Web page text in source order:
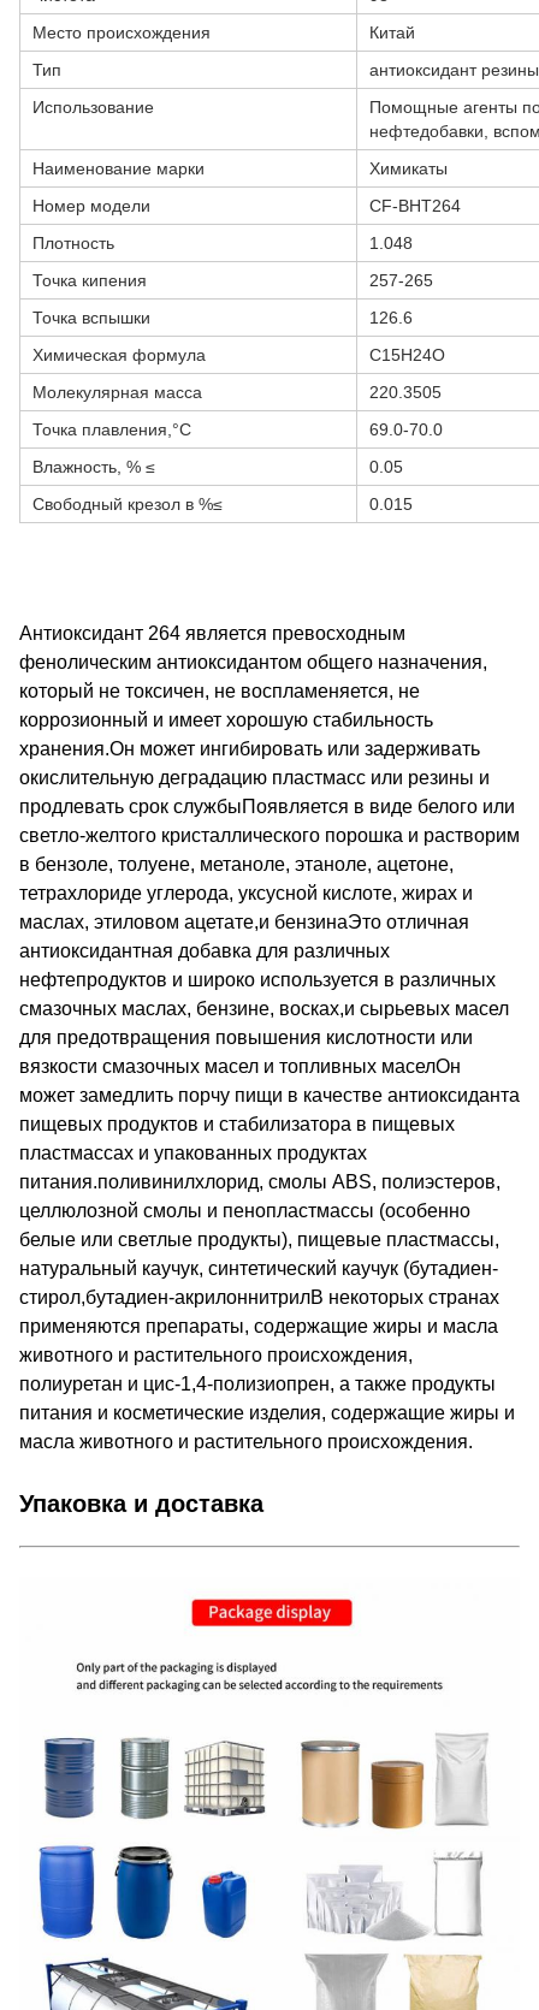
Место происхождения
Китай
Тип
антиоксидант резины
Использование
Помощные агенты
нефтедобавки,
Наименование марки
Химикаты
Номер модели
CF-BHT264
Плотность
1.048
Точка кипения
257-265
Точка вспышки
126.6
Химическая формула
C15H24O
Молекулярная масса
220.3505
Точка плавления,°C
69.0-70.0
Влажность, % ≤
0.05
Свободный крезол в %≤
0.015
Антиоксидант 264 является превосходным
фенолическим антиоксидантом общего назначения,
который не токсичен, не воспламеняется, не
коррозионный и имеет хорошую стабильность
хранения.Он может ингибировать или задерживать
окислительную деградацию пластмасс или резины и
продлевать срок службыПоявляется в виде белого или
светло-желтого кристаллического порошка и растворим
в бензоле, толуене, метаноле, этаноле, ацетоне,
тетрахлориде углерода, уксусной кислоте, жирах и
маслах, этиловом ацетате,и бензинаЭто отличная
антиоксидантная добавка для различных
нефтепродуктов и широко используется в различных
смазочных маслах, бензине, восках,и сырьевых масел
для предотвращения повышения кислотности или
вязкости смазочных масел и топливных маселОн
может замедлить порчу пищи в качестве антиоксиданта
пищевых продуктов и стабилизатора в пищевых
пластмассах и упакованных продуктах
питания.поливинилхлорид, смолы ABS, полиэстеров,
целлюлозной смолы и пенопластмассы (особенно
белые или светлые продукты), пищевые пластмассы,
натуральный каучук, синтетический каучук (бутадиен-
стирол,бутадиен-акрилоннитрилВ некоторых странах
применяются препараты, содержащие жиры и масла
животного и растительного происхождения,
полиуретан и цис-1,4-полизиопрен, а также продукты
питания и косметические изделия, содержащие жиры и
масла животного и растительного происхождения.
Упаковка и доставка